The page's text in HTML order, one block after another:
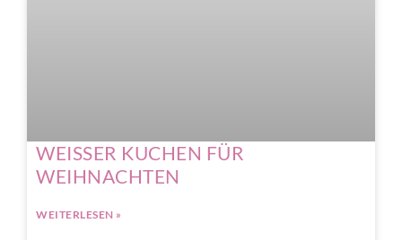
WEISSER KUCHEN FÜR
WEIHNACHTEN
WEITERLESEN »